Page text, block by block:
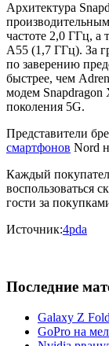
Архитектура
частоте 2,0 ГГц,
A55 (1,7 ГГц). За
по заверению
быстрее, чем
модем
поколения 5G.
Представители
смартфонов Nord
Каждый
воспользоваться
гости за
Источник:4pda
Последние
Galaxy Z
GoPro на